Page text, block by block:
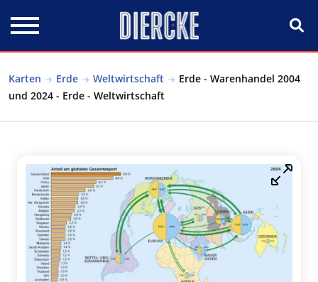
Karten Erde Weltwirtschaft
Erde - Warenhandel 2004
und 2024 - Erde - Weltwirtschaft